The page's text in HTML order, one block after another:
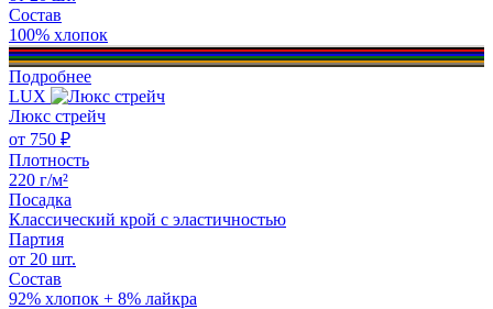
Состав
100% хлопок
Подробнее
LUX
Люкс стрейч
от 750 ₽
Плотность
220 г/м²
Посадка
Классический крой с эластичностью
Партия
от 20 шт.
Состав
92% хлопок + 8% лайкра